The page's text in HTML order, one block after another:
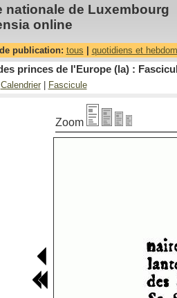
nationale de Luxembourg
online
publication: tous quotidiens et
princes de l'Europe (la) :
Calendrier| Fascicule
Zoom